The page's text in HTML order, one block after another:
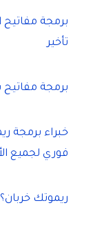
برمجة مفاتيح
تأخير
برمجة
خبراء برمجة
فوري لجميع
ريموتك